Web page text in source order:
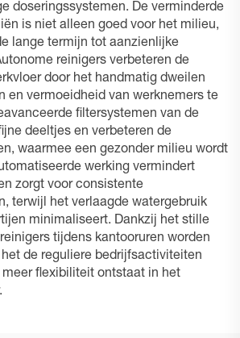
doseringssystemen. De verminderde
is niet alleen goed voor het milieu,
lange termijn tot aanzienlijke
reinigers verbeteren de
door het handmatig dweilen
en vermoeidheid van werknemers te
filtersystemen van de
deeltjes en verbeteren de
waarmee een gezonder milieu wordt
werking vermindert
zorgt voor consistente
terwijl het verlaagde watergebruik
minimaliseert. Dankzij het stille
tijdens kantooruren worden
de reguliere bedrijfsactiviteiten
flexibiliteit ontstaat in het